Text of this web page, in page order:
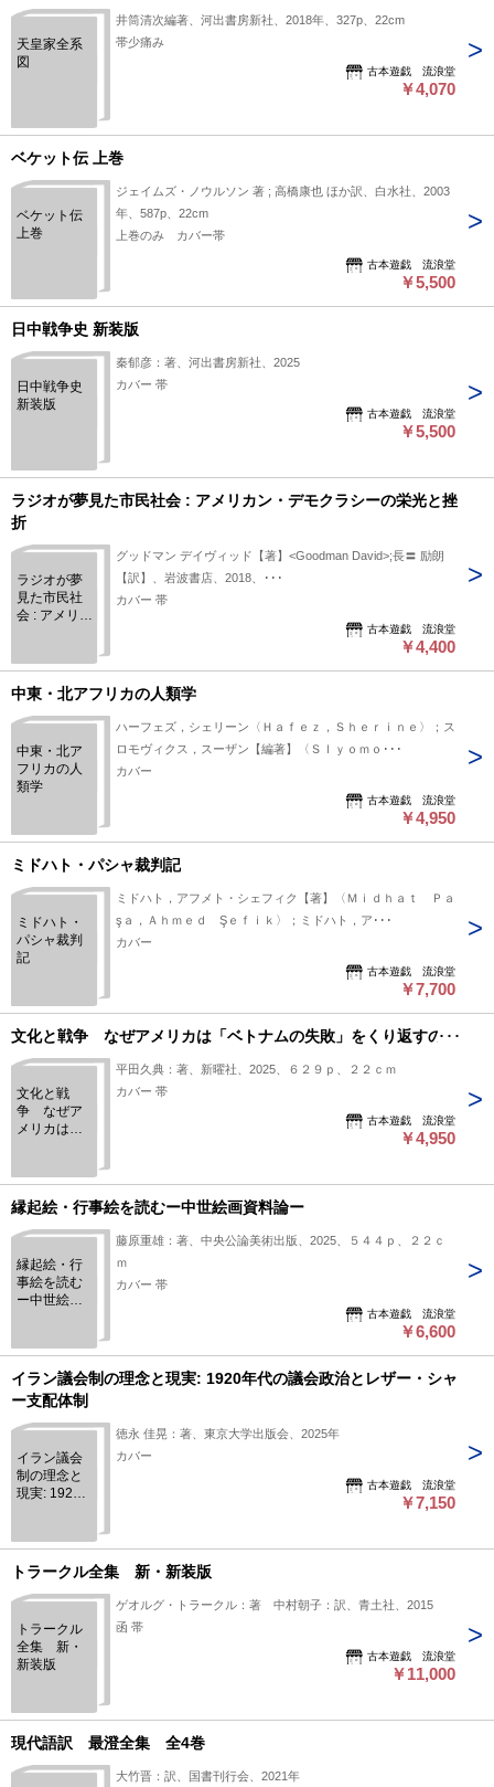
天皇家全系
図
井筒清次編著、河出書房新社、2018年、327p、22cm
帯少痛み
古本遊戯 流浪堂
￥4,070
ベケット伝 上巻
ベケット伝
上巻
ジェイムズ・ノウルソン 著 ; 高橋康也 ほか訳、白水社、2003
年、587p、22cm
上巻のみ カバー帯
古本遊戯 流浪堂
￥5,500
日中戦争史 新装版
日中戦争史
新装版
秦郁彦：著、河出書房新社、2025
カバー 帯
古本遊戯 流浪堂
￥5,500
ラジオが夢見た市民社会 : アメリカン・デモクラシーの栄光と挫
折
ラジオが夢
見た市民社
会 : アメリカ
光と挫折
グッドマン デイヴィッド【著】<Goodman David>;長〓 励朗
【訳】、岩波書店、2018、･･･
カバー 帯
古本遊戯 流浪堂
￥4,400
中東・北アフリカの人類学
中東・北ア
フリカの人
類学
ハーフェズ，シェリーン〈Ｈａｆｅｚ，Ｓｈｅｒｉｎｅ〉；ス
ロモヴィクス，スーザン【編著】〈Ｓｌｙｏｍｏ･･･
カバー
古本遊戯 流浪堂
￥4,950
ミドハト・パシャ裁判記
ミドハト・
パシャ裁判
記
ミドハト，アフメト・シェフィク【著】〈Ｍｉｄｈａｔ Ｐａ
şａ，Ａｈｍｅｄ Şｅｆｉｋ〉；ミドハト，ア･･･
カバー
古本遊戯 流浪堂
￥7,700
文化と戦争 なぜアメリカは「ベトナムの失敗」をくり返すのか
文化と戦
争 なぜア
メリカは
くり返すの
か
平田久典：著、新曜社、2025、６２９ｐ、２２ｃｍ
カバー 帯
古本遊戯 流浪堂
￥4,950
縁起絵・行事絵を読むー中世絵画資料論ー
縁起絵・行
事絵を読む
ー中世絵画
藤原重雄：著、中央公論美術出版、2025、５４４ｐ、２２ｃ
ｍ
カバー 帯
古本遊戯 流浪堂
￥6,600
イラン議会制の理念と現実: 1920年代の議会政治とレザー・シャ
ー支配体制
イラン議会
制の理念と
現実: 1920
ー・シャー
支配体制
徳永 佳晃：著、東京大学出版会、2025年
カバー
古本遊戯 流浪堂
￥7,150
トラークル全集 新・新装版
トラークル
全集 新・
新装版
ゲオルグ・トラークル：著 中村朝子：訳、青土社、2015
函 帯
古本遊戯 流浪堂
￥11,000
現代語訳 最澄全集 全4巻
大竹晋：訳、国書刊行会、2021年